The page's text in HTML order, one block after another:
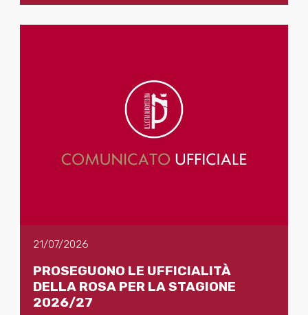
21/07/2026
PROSEGUONO LE UFFICIALITÀ
DELLA ROSA PER LA STAGIONE
2026/27